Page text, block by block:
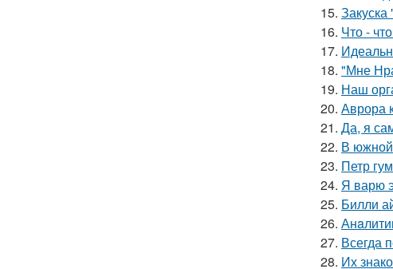
15. Закуска
16. Что -
17.
18. "Мне
19. Наш
20. Аврора
21. Да, я
22. В южной
23. Петр
24. Я варю
25. Билли
26.
27. Всегда
28. Их